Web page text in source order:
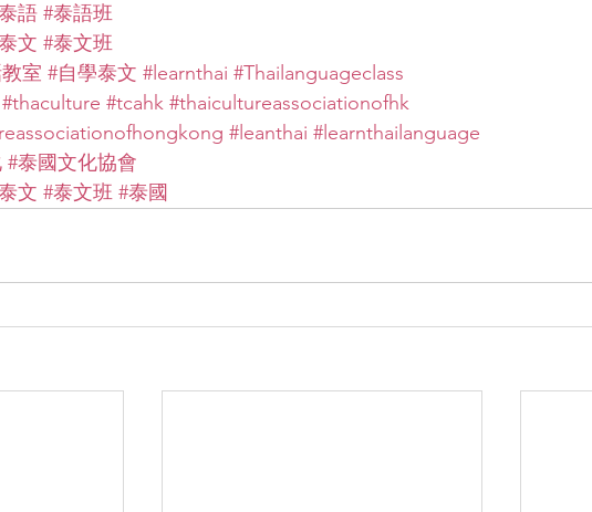
語 #泰語班
文 #泰文班
室 #自學泰文 #learnthai #Thailanguageclass
#thaculture #tcahk #thaicultureassociationofhk
#leanthai #learnthailanguage
#泰國文化協會
文 #泰文班 #泰國